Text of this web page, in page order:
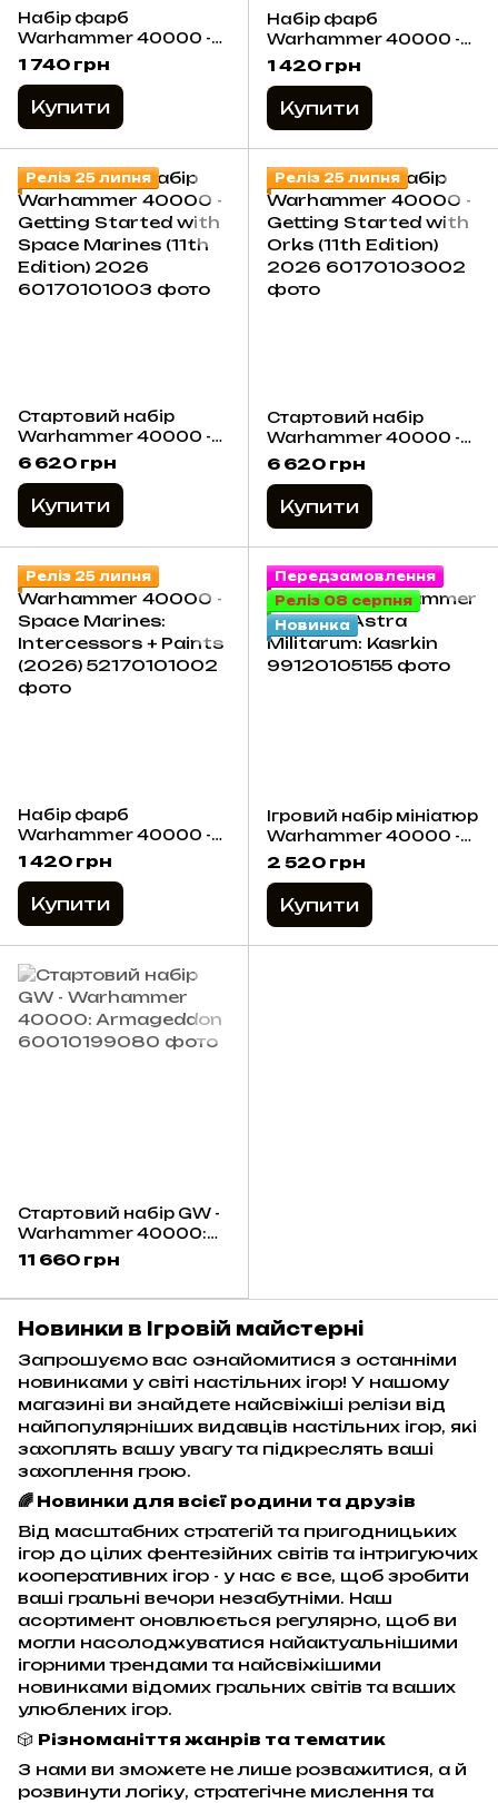
Набір фарб
Warhammer 40000 -
Paints + Tools Set
1 740 грн
Купити
Набір фарб
Warhammer 40000 -
Orks: Boyz + Paints
1 420 грн
Купити
Реліз 25 липня
Стартовий набір
Warhammer 40000 -
Getting Started with
Space Marines (11th
Edition) 2026
6 620 грн
Купити
Реліз 25 липня
Стартовий набір
Warhammer 40000 -
Getting Started with
Orks (11th Edition)
2026
6 620 грн
Купити
Реліз 25 липня
Набір фарб
Warhammer 40000 -
Space Marines:
Intercessors + Paints
(2026)
1 420 грн
Купити
Передзамовлення
Реліз 08 серпня
Новинка
Ігровий набір мініатюр
Warhammer 40000 -
Astra Militarum:
2 520 грн
Купити
Стартовий набір GW -
Warhammer 40000:
Armageddon
11 660 грн
Новинки в Ігровій майстерні
Запрошуємо вас ознайомитися з останніми
новинками у світі настільних ігор! У нашому
магазині ви знайдете найсвіжіші релізи від
найпопулярніших видавців настільних ігор, які
захоплять вашу увагу та підкреслять ваші
захоплення грою.
🌈 Новинки для всієї родини та друзів
Від масштабних стратегій та пригодницьких
ігор до цілих фентезійних світів та інтригуючих
кооперативних ігор - у нас є все, щоб зробити
ваші гральні вечори незабутніми. Наш
асортимент оновлюється регулярно, щоб ви
могли насолоджуватися найактуальнішими
ігорними трендами та найсвіжішими
новинками відомих гральних світів та ваших
улюблених ігор.
🎲 Різноманіття жанрів та тематик
З нами ви зможете не лише розважитися, а й
розвинути логіку, стратегічне мислення та